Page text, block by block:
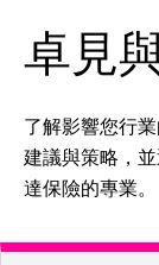
卓見
了解影響您行
建議與策略，
達保險的專業。